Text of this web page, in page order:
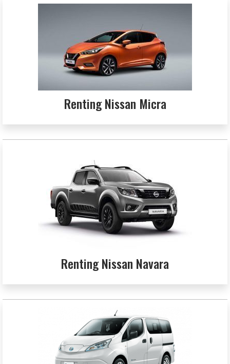
Renting Nissan Micra
Renting Nissan Navara